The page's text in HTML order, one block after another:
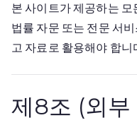
본 사이트가 제공하는
법률 자문 또는 전문 서
고 자료로 활용해야 합니
제8조 (외부